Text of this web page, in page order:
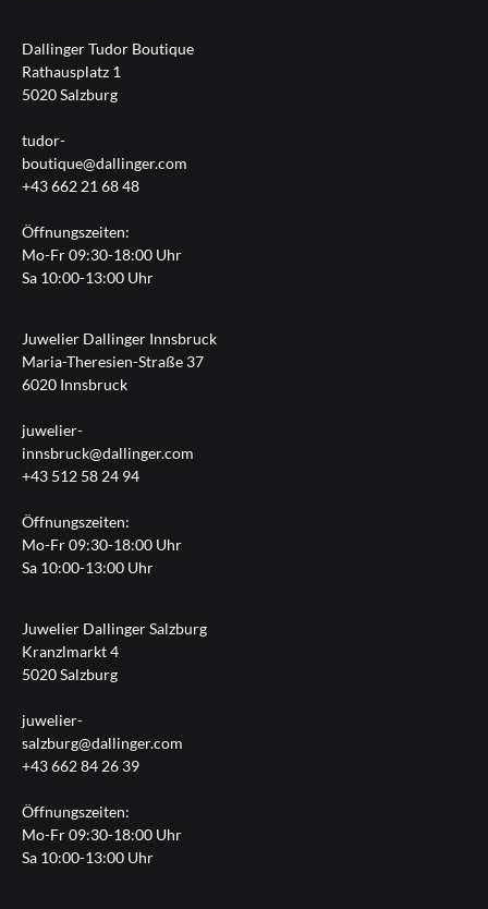
Dallinger Tudor Boutique
Rathausplatz 1
5020 Salzburg
tudor-
boutique@dallinger.com
+43 662 21 68 48
Öffnungszeiten:
Mo-Fr 09:30-18:00 Uhr
Sa 10:00-13:00 Uhr
Juwelier Dallinger Innsbruck
Maria-Theresien-Straße 37
6020 Innsbruck
juwelier-
innsbruck@dallinger.com
+43 512 58 24 94
Öffnungszeiten:
Mo-Fr 09:30-18:00 Uhr
Sa 10:00-13:00 Uhr
Juwelier Dallinger Salzburg
Kranzlmarkt 4
5020 Salzburg
juwelier-
salzburg@dallinger.com
+43 662 84 26 39
Öffnungszeiten:
Mo-Fr 09:30-18:00 Uhr
Sa 10:00-13:00 Uhr